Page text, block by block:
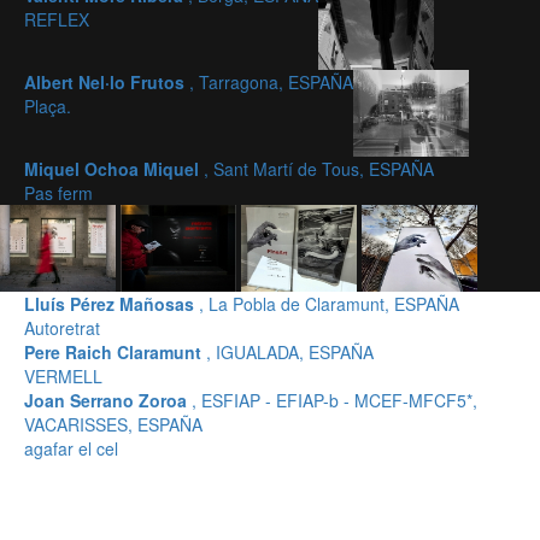
REFLEX
Albert Nel·lo Frutos , Tarragona, ESPAÑA
Plaça.
Miquel Ochoa Miquel , Sant Martí de Tous, ESPAÑA
Pas ferm
Lluís Pérez Mañosas , La Pobla de Claramunt, ESPAÑA
Autoretrat
Pere Raich Claramunt , IGUALADA, ESPAÑA
VERMELL
Joan Serrano Zoroa , ESFIAP - EFIAP-b - MCEF-MFCF5*,
VACARISSES, ESPAÑA
agafar el cel